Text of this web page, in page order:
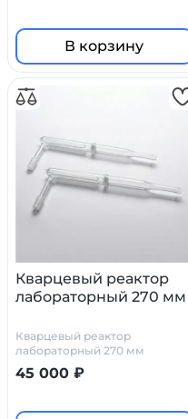
В корзину
Кварцевый реактор
лабораторный 270 мм
Кварцевый реактор
лабораторный 270 мм
45 000 ₽